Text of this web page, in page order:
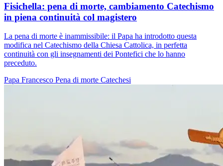
Fisichella: pena di morte, cambiamento Catechismo
in piena continuità col magistero
La pena di morte è inammissibile: il Papa ha introdotto questa
modifica nel Catechismo della Chiesa Cattolica, in perfetta
continuità con gli insegnamenti dei Pontefici che lo hanno
preceduto.
Papa Francesco Pena di morte Catechesi